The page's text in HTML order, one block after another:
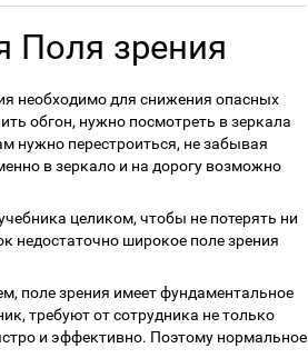
Поля зрения
необходимо для снижения опасных
обгон, нужно посмотреть в зеркала
нужно перестроиться, не забывая
в зеркало и на дорогу возможно
целиком, чтобы не потерять ни
недостаточно широкое поле зрения
поле зрения имеет фундаментальное
требуют от сотрудника не только
и эффективно. Поэтому нормальное